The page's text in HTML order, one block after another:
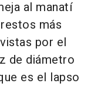
al manatí
más
por el
de diámetro
es el lapso